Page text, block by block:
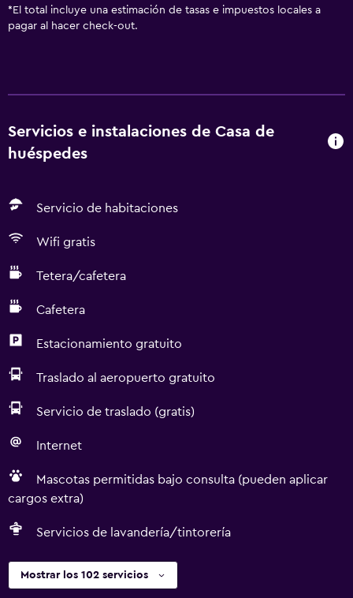
* El total incluye una estimación de tasas e impuestos locales a
pagar al hacer check-out.
Servicios e instalaciones de Casa de
huéspedes
Servicio de habitaciones
Wifi gratis
Tetera/cafetera
Cafetera
Estacionamiento gratuito
Traslado al aeropuerto gratuito
Servicio de traslado (gratis)
Internet
Mascotas permitidas bajo consulta (pueden aplicar
cargos extra)
Servicios de lavandería/tintorería
Mostrar los 102 servicios